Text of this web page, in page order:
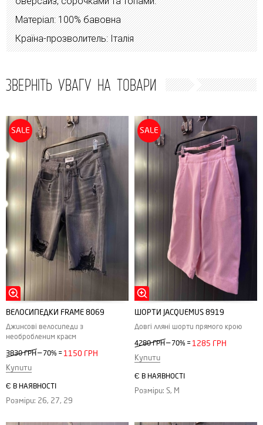
Матеріал: 100% бавовна
Країна-прозволитель: Італія
ЗВЕРНІТЬ УВАГУ НА ТОВАРИ
SALE
ВЕЛОСИПЕДКИ FRAME 8069
Джинсові велосипеди з
необробленим краєм
3830 ГРН— 70% = 1150 ГРН
Купити
Є В НАЯВНОСТІ
Розміри: 26, 27, 29
SALE
ШОРТИ JACQUEMUS 8919
Довгі лляні шорти прямого крою
4280 ГРН— 70% = 1285 ГРН
Купити
Є В НАЯВНОСТІ
Розміри: S, M